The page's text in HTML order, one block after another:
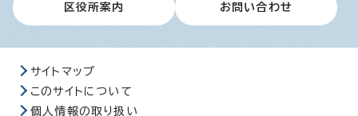
区役所案内 お問い合わせ
サイトマップ
このサイトについて
個人情報の取り扱い